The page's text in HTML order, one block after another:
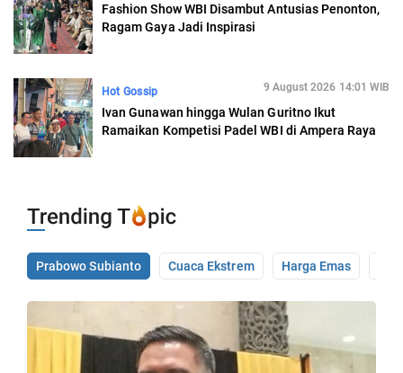
Fashion Show WBI Disambut Antusias Penonton,
Ragam Gaya Jadi Inspirasi
Hot Gossip 9 August 2026 14:01 WIB
Ivan Gunawan hingga Wulan Guritno Ikut
Ramaikan Kompetisi Padel WBI di Ampera Raya
Prabowo Subianto Cuaca Ekstrem Harga Emas